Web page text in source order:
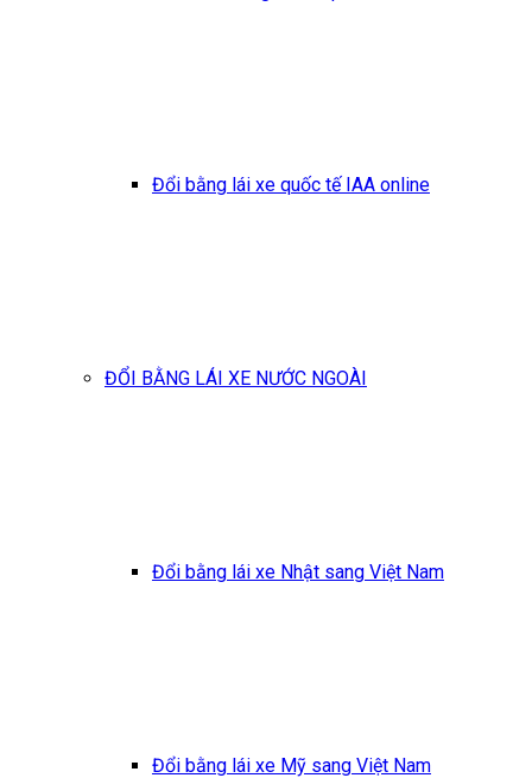
Đổi bằng lái xe quốc tế IAA online
ĐỔI BẰNG LÁI XE NƯỚC NGOÀI
Đổi bằng lái xe Nhật sang Việt Nam
Đổi bằng lái xe Mỹ sang Việt Nam